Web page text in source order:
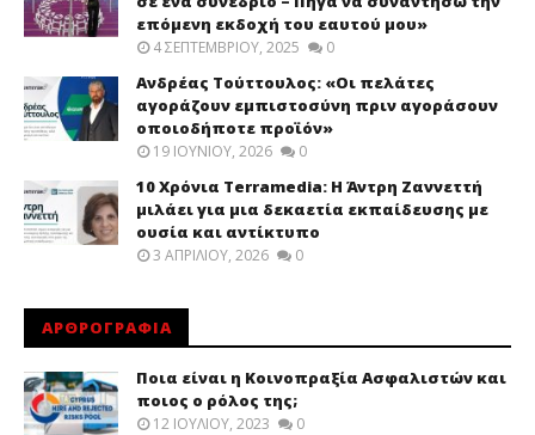
επόμενη εκδοχή του εαυτού μου»
4 ΣΕΠΤΕΜΒΡΊΟΥ, 2025 0
Ανδρέας Τούττουλος: «Οι πελάτες
αγοράζουν εμπιστοσύνη πριν αγοράσουν
οποιοδήποτε προϊόν»
19 ΙΟΥΝΊΟΥ, 2026 0
10 Χρόνια Terramedia: Η Άντρη Ζαννεττή
μιλάει για μια δεκαετία εκπαίδευσης με
ουσία και αντίκτυπο
3 ΑΠΡΙΛΊΟΥ, 2026 0
ΑΡΘΡΟΓΡΑΦΙΑ
Ποια είναι η Κοινοπραξία Ασφαλιστών και
ποιος ο ρόλος της;
12 ΙΟΥΛΊΟΥ, 2023 0